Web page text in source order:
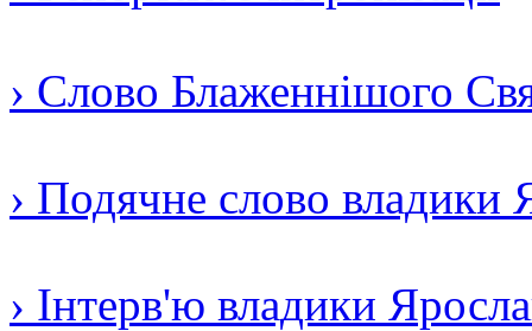
› Слово Блаженнішого
› Подячне слово владики
› Інтерв'ю владики